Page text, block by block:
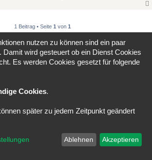
1 Beitrag • Seite 1 von 1
Gehe zu
Alle Zeiten sindUTC+02:00
Übersetzung durch
nutzen zu können sind ein paar
Damit wird gesteuert ob ein Dienst Cookies
Es werden Cookies gesetzt für folgende
Cookies.
später zu jedem Zeitpunkt geändert
Ablehnen Akzeptieren